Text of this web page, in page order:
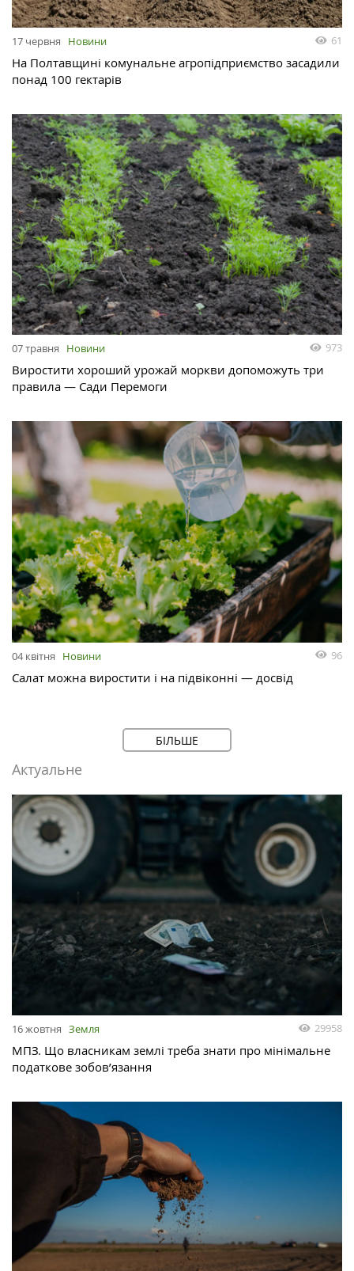
17 червня Новини 61
На Полтавщині комунальне агропідприємство засадили
понад 100 гектарів
07 травня Новини 973
Виростити хороший урожай моркви допоможуть три
правила — Сади Перемоги
04 квітня Новини 96
Салат можна виростити і на підвіконні — досвід
БІЛЬШЕ
Актуальне
16 жовтня Земля 29958
МПЗ. Що власникам землі треба знати про мінімальне
податкове зобов’язання